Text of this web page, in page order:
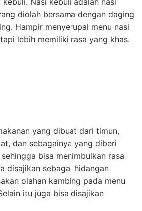
diolah bersama dengan daging
Hampir menyerupai menu nasi
lebih memiliki rasa yang khas.
yang dibuat dari timun,
dan sebagainya yang diberi
bisa menimbulkan rasa
disajikan sebagai hidangan
olahan kambing pada menu
itu juga bisa disajikan